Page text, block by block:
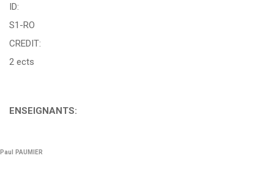
ID:
S1-RO
CREDIT:
2 ects
ENSEIGNANTS:
Paul PAUMIER